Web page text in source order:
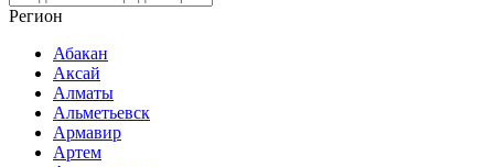
Регион
Абакан
Аксай
Алматы
Альметьевск
Армавир
Артем